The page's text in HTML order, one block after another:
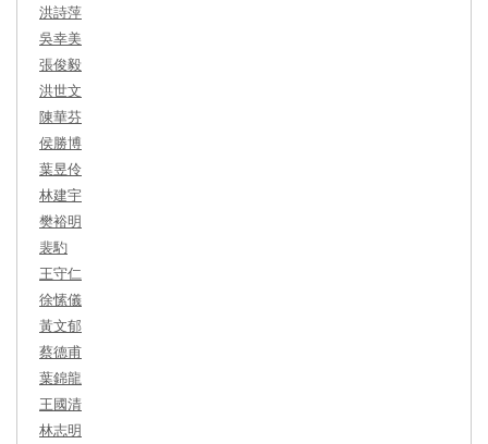
洪詩萍
吳幸美
張俊毅
洪世文
陳華芬
侯勝博
葉昱伶
林建宇
樊裕明
裴馰
王守仁
徐愫儀
黃文郁
蔡德甫
葉錦龍
王國清
林志明